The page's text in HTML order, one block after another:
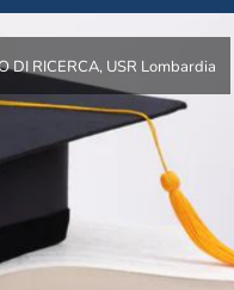
DI RICERCA, USR Lombardia